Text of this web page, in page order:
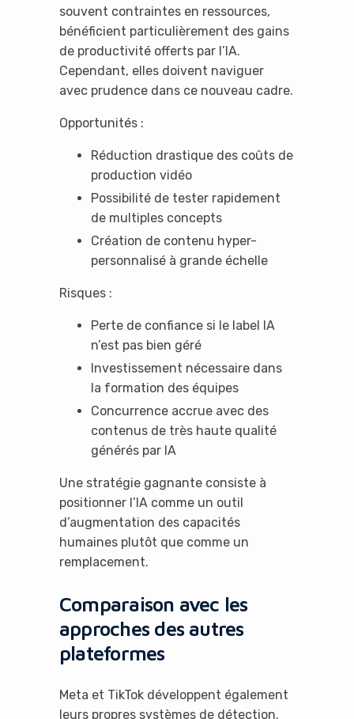
souvent contraintes en ressources,
bénéficient particulièrement des gains
de productivité offerts par l’IA.
Cependant, elles doivent naviguer
avec prudence dans ce nouveau cadre.
Opportunités :
Réduction drastique des coûts de
production vidéo
Possibilité de tester rapidement
de multiples concepts
Création de contenu hyper-
personnalisé à grande échelle
Risques :
Perte de confiance si le label IA
n’est pas bien géré
Investissement nécessaire dans
la formation des équipes
Concurrence accrue avec des
contenus de très haute qualité
générés par IA
Une stratégie gagnante consiste à
positionner l’IA comme un outil
d’augmentation des capacités
humaines plutôt que comme un
remplacement.
Comparaison avec les
approches des autres
plateformes
Meta et TikTok développent également
leurs propres systèmes de détection.